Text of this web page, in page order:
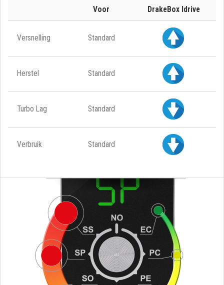
Voor DrakeBox Idrive
Versnelling Standard
Herstel Standard
Turbo Lag Standard
Verbruik Standard